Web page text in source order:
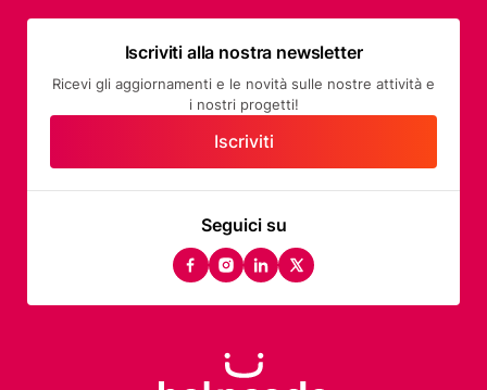
Seguici su
facebook
instagram
linkedin
twitter
Iscriviti alla nostra newsletter
Ricevi gli aggiornamenti e le novità sulle nostre attività e
i nostri progetti!
Iscriviti